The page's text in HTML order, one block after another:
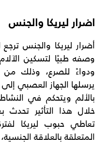
اضرار ليريكا والجنس
أضرار ليريكا والجنس
وصفه طبيًا لتسكين
ودواءً للصرع، وذلك
يرسلها الجهاز العصبي
بالألم ويتحكم في
خلال هذا التأثير تحدث
تعاطي حبوب ليريكا
المتعلقة بالعلاقة